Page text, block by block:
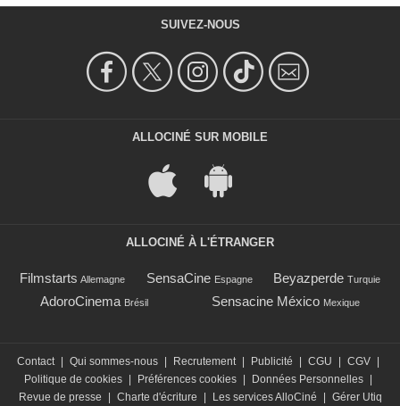
SUIVEZ-NOUS
ALLOCINÉ SUR MOBILE
ALLOCINÉ À L'ÉTRANGER
Filmstarts Allemagne SensaCine Espagne Beyazperde Turquie
AdoroCinema Brésil Sensacine México Mexique
Contact Qui sommes-nous Recrutement Publicité CGU CGV
Politique de cookies
Préférences cookies Données Personnelles
Revue de presse
Charte d'écriture Les services AlloCiné Gérer Utiq